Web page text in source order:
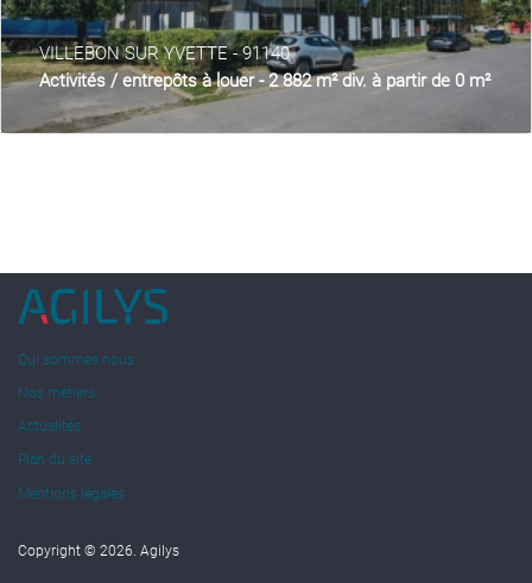
VILLEBON SUR YVETTE - 91140
Activités / entrepôts à louer - 2 882 m² div. à partir de 0 m²
Qui sommes nous
Nos métiers
Actualités
Plan du site
Mentions légales
Copyright © 2026. Agilys